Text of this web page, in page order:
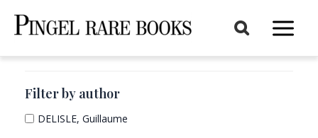
Main
Filter by author
DELISLE, Guillaume